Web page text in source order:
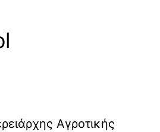
Αγροτικής